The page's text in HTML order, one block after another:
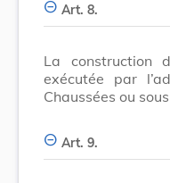
Art. 8.
La construction
exécutée par
Chaussées ou
Art. 9.